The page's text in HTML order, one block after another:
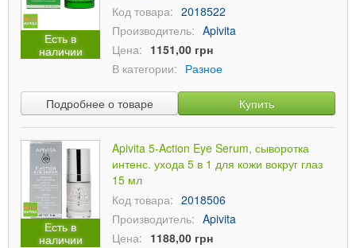
Есть в
наличии
Код товара: 2018522
Производитель: Apivita
Цена: 1151,00 грн
В категории: Разное
Подробнее о товаре Купить
Есть в
наличии
Apivita 5-Action Eye Serum, сыворотка
интенс. ухода 5 в 1 для кожи вокруг глаз
15 мл
Код товара: 2018506
Производитель: Apivita
Цена: 1188,00 грн